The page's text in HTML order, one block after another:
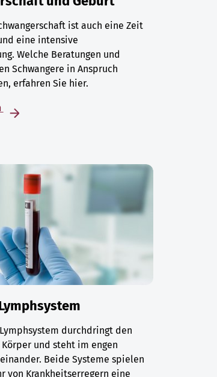
ist auch eine Zeit
eine intensive
Welche Beratungen und
Schwangere in Anspruch
erfahren Sie hier.
durchdringt den
und steht im engen
Beide Systeme spielen
von Krankheitserregern eine